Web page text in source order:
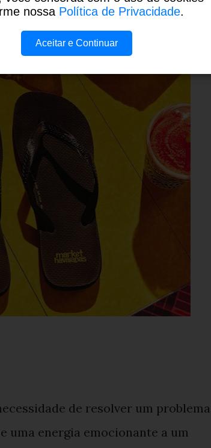
inovadora de comunicar isso aos
de resolver um
uma energia emocionante a um
nossa Política de Privacidade.
Aceitar e Continuar